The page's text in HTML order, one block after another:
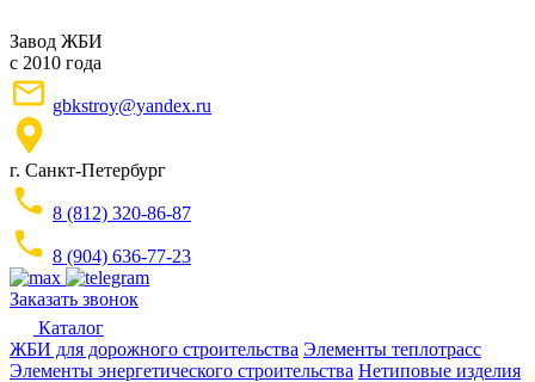
Завод ЖБИ
с 2010 года
gbkstroy@yandex.ru
г. Санкт-Петербург
8 (812) 320-86-87
8 (904) 636-77-23
Заказать звонок
Каталог
ЖБИ для дорожного строительства Элементы теплотрасс
Элементы энергетического строительства Нетиповые изделия